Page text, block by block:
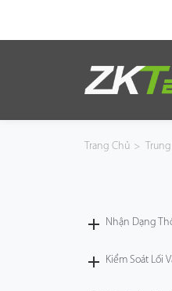
Kiểm Soát Lối Vào Thông Minh
Trang Chủ >
Nhận Dạng
Kiểm Soát Lối